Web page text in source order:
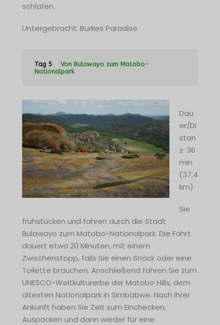
schlafen.
Untergebracht: Burkes Paradise
Tag 5
Von Bulawayo zum Matobo-
Nationalpark
Dau
er/Di
stan
z: 36
min
(37,4
km)
Sie
frühstücken und fahren durch die Stadt
Bulawayo zum Matobo-Nationalpark. Die Fahrt
dauert etwa 20 Minuten, mit einem
Zwischenstopp, falls Sie einen Snack oder eine
Toilette brauchen. Anschließend fahren Sie zum
UNESCO-Weltkulturerbe der Matobo Hills, dem
ältesten Nationalpark in Simbabwe. Nach Ihrer
Ankunft haben Sie Zeit zum Einchecken,
Auspacken und dann wieder für eine